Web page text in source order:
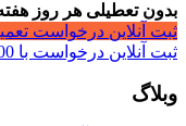
بدون تعطیلی هر روز هفته، از 8.5 صبح
ثبت آنلاین درخواست
ثبت آنلاین درخواست با 100 هزار تومان تخفیف
وبلاگ